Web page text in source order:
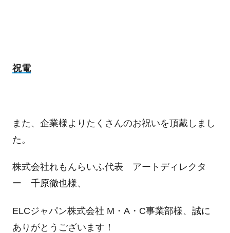
祝電
また、企業様よりたくさんのお祝いを頂戴しまし
た。
株式会社れもんらいふ代表 アートディレクタ
ー 千原徹也様、
ELCジャパン株式会社 M・A・C事業部様、誠に
ありがとうございます！